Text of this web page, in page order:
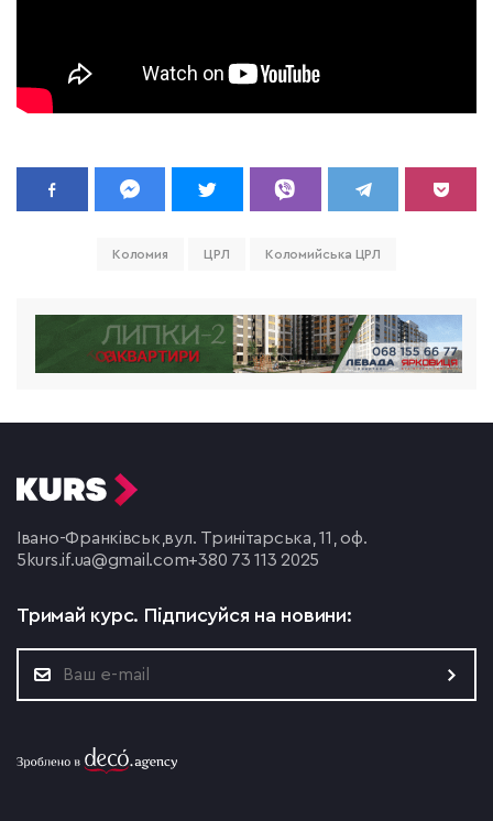
Коломия ЦРЛ Коломийська ЦРЛ
Івано-Франківськ,вул. Тринітарська, 11, оф.
5 kurs.if.ua@gmail.com+380 73 113 2025
Тримай курс. Підписуйся на новини: